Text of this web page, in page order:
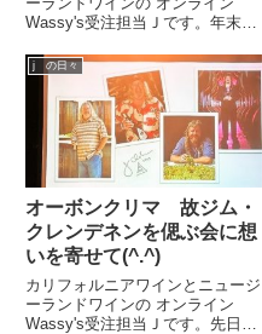
Wassy's受注担当Ｊです。年末の
食事をおろそかにしがちな今日こ
の頃。「週末くらいは、ちゃんと
したワインを」と思って開けたの
がトゥエンティ ロウズのカ...
j の日々
オーボンクリマ 故ジム・
クレンデネンを偲ぶ会に想
いを寄せて(^.^)
カリフォルニアワインとニュージ
ーランドワインの オンライン
Wassy's受注担当Ｊです。先日妙